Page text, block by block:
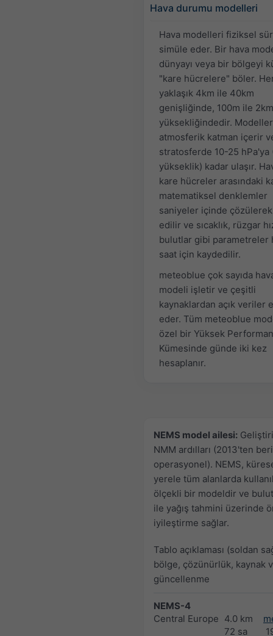
Hava durumu modelleri
Hava modelleri fiziksel
simüle eder. Bir hava
dünyayı veya bir bölgeyi
"kare hücrelere" böler.
yaklaşık 4km ile 40km
genişliğinde, 100m ile 2km
yüksekliğindedir.
atmosferik katman içerir
stratosferde 10-25 hPa'ya
yükseklik) kadar ulaşır.
kare hücreler arasındaki
matematiksel denklemler
saniyeler içinde
edilir ve sıcaklık, rüzgar
bulutlar gibi parametreler
saat için kaydedilir.
meteoblue çok sayıda
modeli işletir ve çeşitli
kaynaklardan açık veriler
eder. Tüm meteoblue
özel bir Yüksek
Kümesinde günde iki kez
hesaplanır.
NEMS model ailesi:
NMM ardılları (2013'ten beri
operasyonel). NEMS,
yerele tüm alanlarda
ölçekli bir modeldir ve
ile yağış tahmini üzerinde
iyileştirme sağlar.
Tablo açıklaması (soldan
bölge, çözünürlük, kaynak
güncellenme
NEMS-4
Central Europe 4.0 km
72 sa